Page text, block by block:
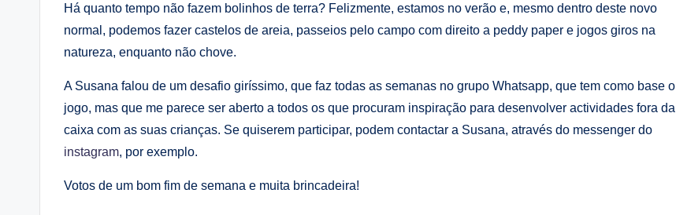
Há quanto tempo não fazem bolinhos de terra? Felizmente, estamos no verão e, mesmo dentro deste novo
normal, podemos fazer castelos de areia, passeios pelo campo com direito a peddy paper e jogos giros na
natureza, enquanto não chove.
A Susana falou de um desafio giríssimo, que faz todas as semanas no grupo Whatsapp, que tem como base o
jogo, mas que me parece ser aberto a todos os que procuram inspiração para desenvolver actividades fora da
caixa com as suas crianças. Se quiserem participar, podem contactar a Susana, através do messenger do
instagram, por exemplo.
Votos de um bom fim de semana e muita brincadeira!